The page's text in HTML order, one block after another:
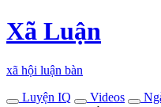
Xã Luận
xã hội luận bàn
Luyện IQ
Videos